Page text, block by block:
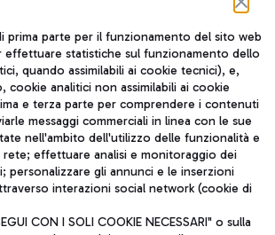
TRAVEL JOURNAL
ITA
prima parte per il funzionamento del sito web
effettuare statistiche sul funzionamento dello
quando assimilabili ai cookie tecnici), e,
cookie analitici non assimilabili ai cookie
e terza parte per comprendere i contenuti
messaggi commerciali in linea con le sue
nell'ambito dell'utilizzo delle funzionalità e
rete; effettuare analisi e monitoraggio dei
personalizzare gli annunci e le inserzioni
interazioni social network (cookie di
CON I SOLI COOKIE NECESSARI" o sulla